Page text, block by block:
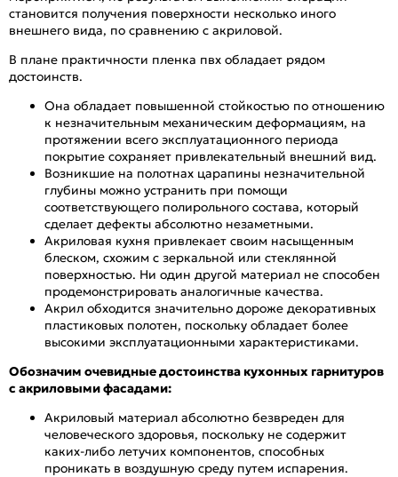
становится получения поверхности несколько иного
внешнего вида, по сравнению с акриловой.
В плане практичности пленка пвх обладает рядом
достоинств.
Она обладает повышенной стойкостью по отношению
к незначительным механическим деформациям, на
протяжении всего эксплуатационного периода
покрытие сохраняет привлекательный внешний вид.
Возникшие на полотнах царапины незначительной
глубины можно устранить при помощи
соответствующего полирольного состава, который
сделает дефекты абсолютно незаметными.
Акриловая кухня привлекает своим насыщенным
блеском, схожим с зеркальной или стеклянной
поверхностью. Ни один другой материал не способен
продемонстрировать аналогичные качества.
Акрил обходится значительно дороже декоративных
пластиковых полотен, поскольку обладает более
высокими эксплуатационными характеристиками.
Обозначим очевидные достоинства кухонных гарнитуров
с акриловыми фасадами:
Акриловый материал абсолютно безвреден для
человеческого здоровья, поскольку не содержит
каких-либо летучих компонентов, способных
проникать в воздушную среду путем испарения.